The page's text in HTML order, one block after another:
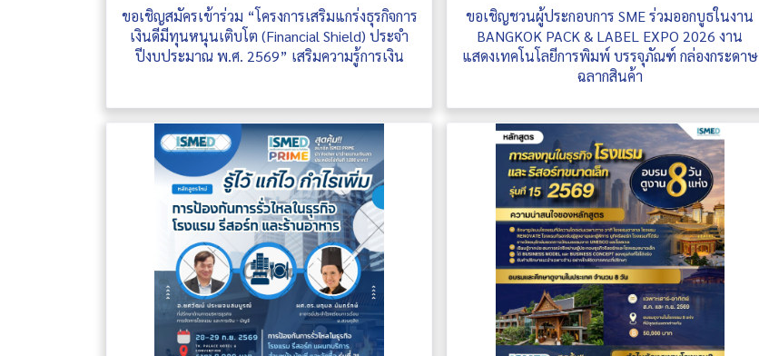
ขอเชิญสมัครเข้าร่วม “โครงการเสริมแกร่งธุรกิจการ
เงินดีมีทุนหนุนเติบโต (Financial Shield) ประจำ
ปีงบประมาณ พ.ศ. 2569” เสริมความรู้การเงิน
ขอเชิญชวนผู้ประกอบการ SME ร่วมออกบูธในงาน
BANGKOK PACK & LABEL EXPO 2026 งาน
แสดงเทคโนโลยีการพิมพ์ บรรจุภัณฑ์ กล่องกระดาษ
ฉลากสินค้า